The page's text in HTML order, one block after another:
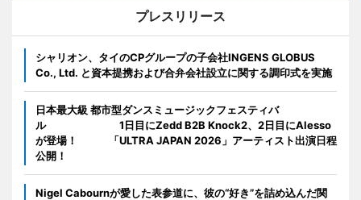
プレスリリース
シャリオン、タイのCPグループの子会社INGENS GLOBUS
Co., Ltd. と資本提携および合弁会社設立に関する調印式を実施
日本最大級 都市型ダンスミュージックフェスティバ
ル 1日目にZedd B2B Knock2、2日目にAlesso
が登場！ 「ULTRA JAPAN 2026」アーティスト出演日程
公開！
Nigel Cabournが愛した表参道に、彼の“好き”を詰め込んだ関